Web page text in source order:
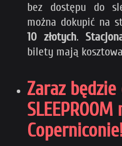
bez dostępu do
można dokupić na
10 złotych.
bilety mają
Zaraz
SLEEPROOM